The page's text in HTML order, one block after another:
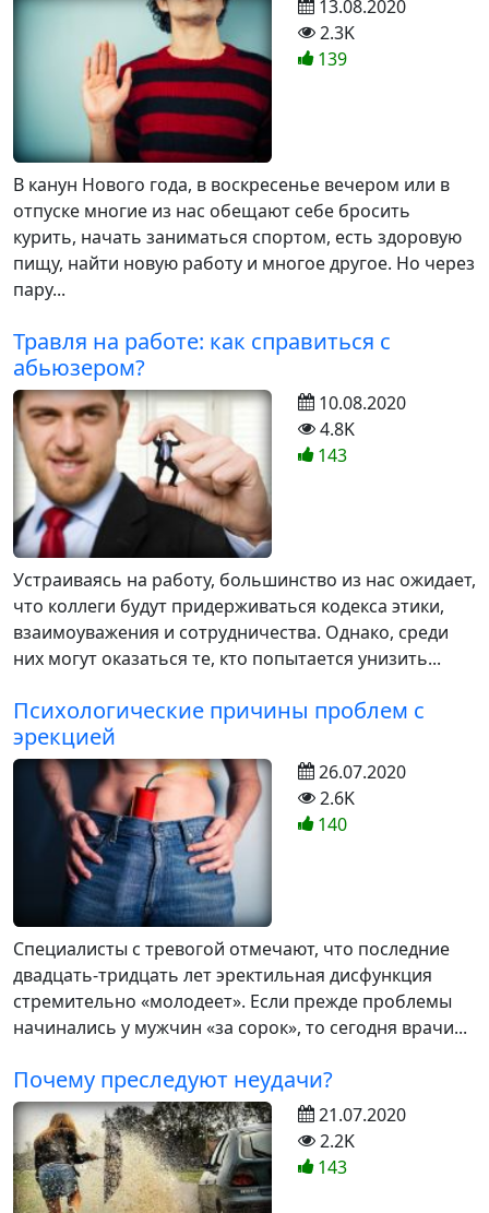
В канун Нового года, в воскресенье вечером или в
отпуске многие из нас обещают себе бросить
курить, начать заниматься спортом, есть здоровую
пищу, найти новую работу и многое другое. Но через
пару...
13.08.2020
2.3K
139
Травля на работе: как справиться с
абьюзером?
Устраиваясь на работу, большинство из нас ожидает,
что коллеги будут придерживаться кодекса этики,
взаимоуважения и сотрудничества. Однако, среди
них могут оказаться те, кто попытается унизить...
10.08.2020
4.8K
143
Психологические причины проблем с
эрекцией
Специалисты с тревогой отмечают, что последние
двадцать-тридцать лет эректильная дисфункция
стремительно «молодеет». Если прежде проблемы
начинались у мужчин «за сорок», то сегодня врачи...
26.07.2020
2.6K
140
Почему преследуют неудачи?
21.07.2020
2.2K
143